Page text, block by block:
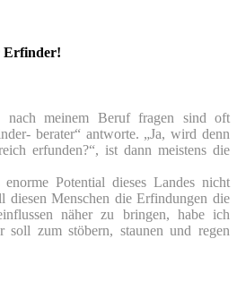
Erfinder!
nach meinem Beruf fragen sind oft
berater“ antworte. „Ja, wird denn
erfunden?“, ist dann meistens die
Potential dieses Landes nicht
Menschen die Erfindungen die
näher zu bringen, habe ich
soll zum stöbern, staunen und regen